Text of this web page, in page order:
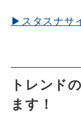
▶スタスナサ
トレンド
ます！